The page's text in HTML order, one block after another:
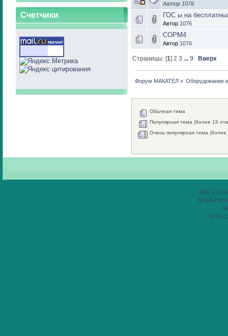
Счетчики
Автор 1076
ГОС ы на
Автор 1076
СОРМ4
Автор 1076
Страницы: [1]2 3 ...9 Вверх
Форум МАКАТЕЛ» Оборудование
Обычная тема
Популярная тема (более 15
Очень популярная тема (более
SMF 2.0.18
XHTML